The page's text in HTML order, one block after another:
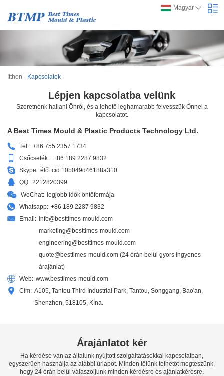
Magyar
Itthon - Kapcsolatok
Lépjen kapcsolatba velünk
Szeretnénk hallani Önről, és a lehető leghamarabb felvesszük Önnel a
kapcsolatot.
A Best Times Mould & Plastic Products Technology Ltd.
Tel.: +86 755 2357 1734
Csőcselék.: +86 189 2287 9832
Skype: élő:.cid.10b049d46188a310
QQ: 2212820399
WeChat: legjobb idők öntőformája
Whatsapp: +86 189 2287 9832
Email: info@besttimes-mould.com
marketing@besttimes-mould.com
engineering@besttimes-mould.com
quote@besttimes-mould.com (24 órán belül gyors ingyenes
árajánlat)
Web: www.besttimes-mould.com
Cím: A105, Tantou Third Industrial Park, Tantou, Songgang, Bao'an,
Shenzhen, 518105, Kína.
Árajánlatot kér
Ha kérdése van az általunk nyújtott szolgáltatásokkal kapcsolatban,
egyszerűen használja az alábbi űrlapot. Minden tőlünk telhetőt megteszünk,
hogy 24 órán belül válaszoljunk minden kérdésre és ajánlatkérésre.